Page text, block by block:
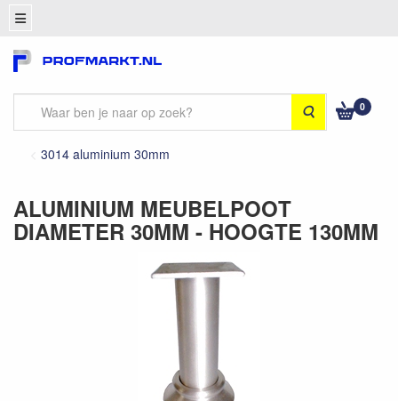
Zoeken 0
3014 aluminium 30mm
ALUMINIUM MEUBELPOOT
DIAMETER 30MM - HOOGTE 130MM